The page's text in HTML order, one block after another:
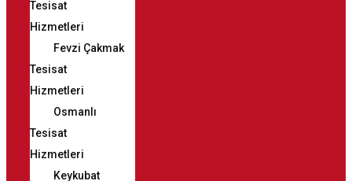
Tesisat
Hizmetleri
Fevzi Çakmak
Tesisat
Hizmetleri
Osmanlı
Tesisat
Hizmetleri
Keykubat